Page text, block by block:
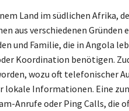
Land im südlichen Afrika,
aus verschiedenen
und Familie, die in Angola
Koordination benötigen.
wozu oft telefonischer
lokale Informationen. Eine
Anrufe oder Ping Calls, die